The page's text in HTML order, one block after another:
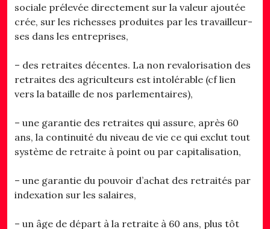
sociale prélevée directement sur la valeur ajoutée
crée, sur les richesses produites par les travailleur-
ses dans les entreprises,
– des retraites décentes. La non revalorisation des
retraites des agriculteurs est intolérable (cf lien
vers la bataille de nos parlementaires),
– une garantie des retraites qui assure, après 60
ans, la continuité du niveau de vie ce qui exclut tout
système de retraite à point ou par capitalisation,
– une garantie du pouvoir d’achat des retraités par
indexation sur les salaires,
– un âge de départ à la retraite à 60 ans, plus tôt